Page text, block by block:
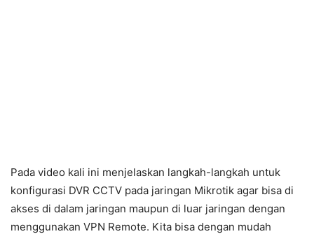
Pada video kali ini menjelaskan langkah-langkah untuk
konfigurasi DVR CCTV pada jaringan Mikrotik agar bisa di
akses di dalam jaringan maupun di luar jaringan dengan
menggunakan VPN Remote. Kita bisa dengan mudah